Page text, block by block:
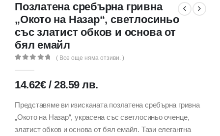
Позлатена сребърна гривна
„Окото на Назар“, светлосиньо
със златист обков и основа от
бял емайл
( Все още няма отзиви. )
14.62€ /28.59лв.
Представяме ви изисканата позлатена сребърна гривна
„Окото на Назар“, украсена със светлосиньо оченце,
златист обков и основа от бял емайл. Тази елегантна